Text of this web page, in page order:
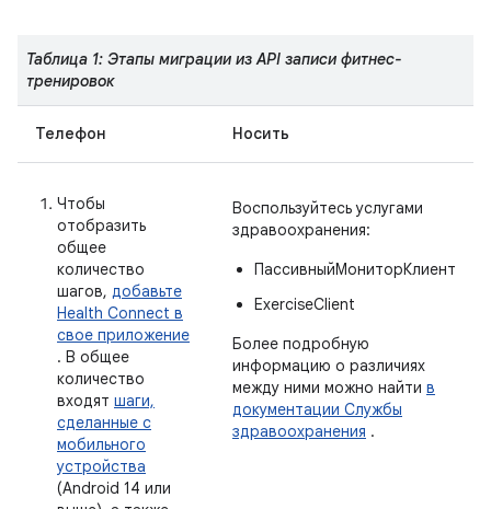
Таблица 1: Этапы миграции из API записи фитнес-
тренировок
Телефон Носить
Чтобы
отобразить
общее
количество
шагов, добавьте
Health Connect в
свое приложение
. В общее
количество
входят шаги,
сделанные с
мобильного
устройства
(Android 14 или
Воспользуйтесь услугами
здравоохранения:
ПассивныйМониторКлиент
ExerciseClient
Более подробную
информацию о различиях
между ними можно найти в
документации Службы
здравоохранения .